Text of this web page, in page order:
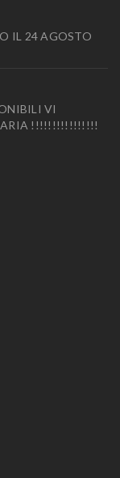
IL 24 AGOSTO
VI
!!!!!!!!!!!!!!!!